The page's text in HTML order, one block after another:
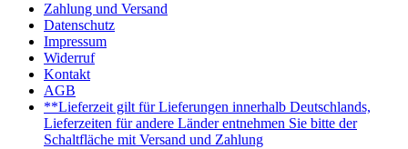
Zahlung und Versand
Datenschutz
Impressum
Widerruf
Kontakt
AGB
**Lieferzeit gilt für Lieferungen innerhalb Deutschlands,
Lieferzeiten für andere Länder entnehmen Sie bitte der
Schaltfläche mit Versand und Zahlung